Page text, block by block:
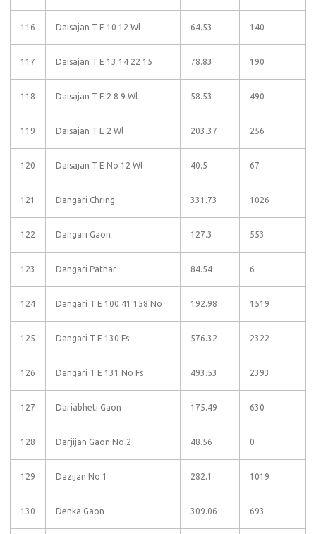
116 Daisajan T E 10 12 Wl 64.53 140
117 Daisajan T E 13 14 22 15 78.83 190
118 Daisajan T E 2 8 9 Wl 58.53 490
119 Daisajan T E 2 Wl 203.37 256
120 Daisajan T E No 12 Wl 40.5 67
121 Dangari Chring 331.73 1026
122 Dangari Gaon 127.3 553
123 Dangari Pathar 84.54 6
124 Dangari T E 100 41 158 No 192.98 1519
125 Dangari T E 130 Fs 576.32 2322
126 Dangari T E 131 No Fs 493.53 2393
127 Dariabheti Gaon 175.49 630
128 Darjijan Gaon No 2 48.56 0
129 Dazijan No 1 282.1 1019
130 Denka Gaon 309.06 693